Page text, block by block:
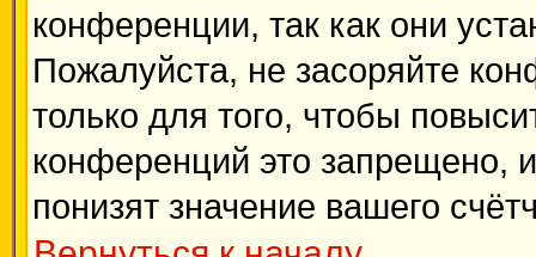
конференции, так как они
Пожалуйста, не засоряйте
только для того, чтобы
конференций это запрещено,
понизят значение вашего